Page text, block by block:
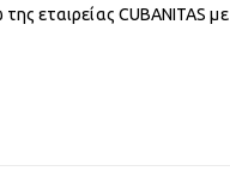
εταιρείας